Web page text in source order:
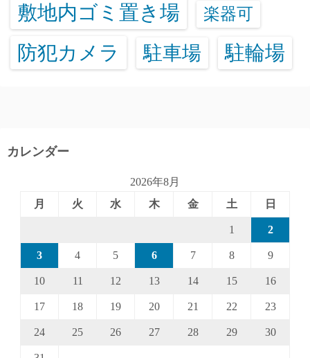
敷地内ゴミ置き場
楽器可
防犯カメラ 駐車場 駐輪場
カレンダー
2026年8月
月
火 水 木 金 土 日
1 2
3 4 5 6 7 8 9
10 11 12 13 14 15 16
17 18 19 20 21 22 23
24 25 26 27 28 29 30